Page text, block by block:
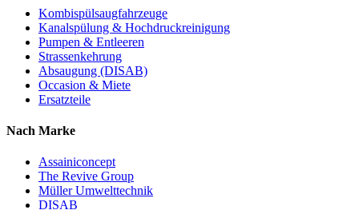
Kombispülsaugfahrzeuge
Kanalspülung & Hochdruckreinigung
Pumpen & Entleeren
Strassenkehrung
Absaugung (DISAB)
Occasion & Miete
Ersatzteile
Nach Marke
Assainiconcept
The Revive Group
Müller Umwelttechnik
DISAB